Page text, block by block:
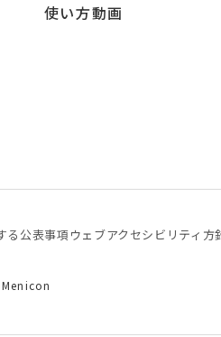
使い方動画
る公表事項 ウェブアクセシビリティ方